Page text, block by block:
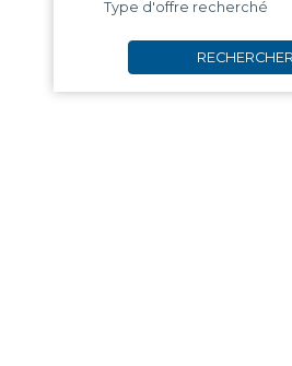
Type d'offre recherché
RECHERCHER